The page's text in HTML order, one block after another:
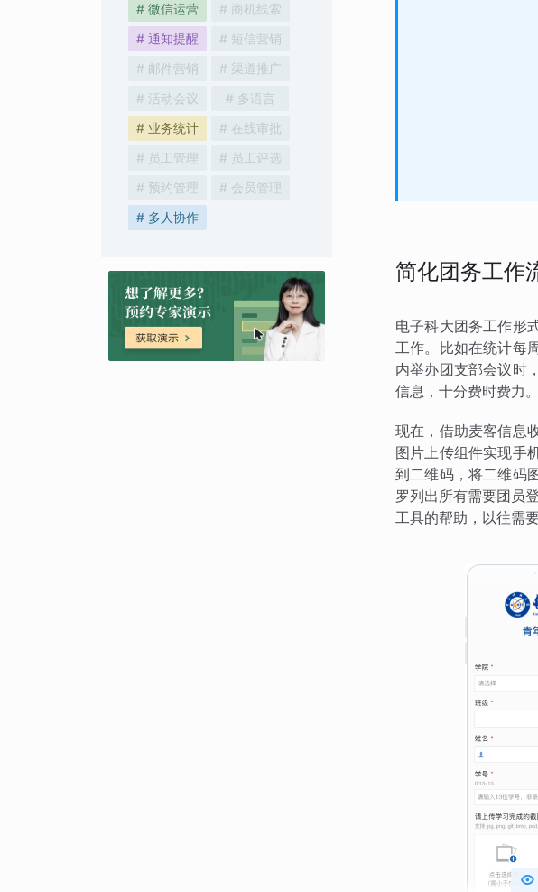
# 微信运营
# 商机线索
# 通知提醒
# 短信营销
# 邮件营销
# 渠道推广
# 活动会议
# 多语言
# 业务统计
# 在线审批
# 员工管理
# 员工评选
# 预约管理
# 会员管理
# 多人协作
简化团务工作
电子科大团务工作形
工作。比如在统计每
内举办团支部会议时
信息，十分费时费力。
现在，借助麦客信息
图片上传组件实现手
到二维码，将二维码
罗列出所有需要团员
工具的帮助，以往需
